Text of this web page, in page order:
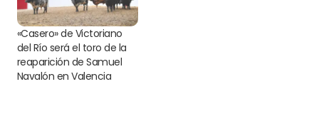
«Casero» de Victoriano
del Río será el toro de la
reaparición de Samuel
Navalón en Valencia